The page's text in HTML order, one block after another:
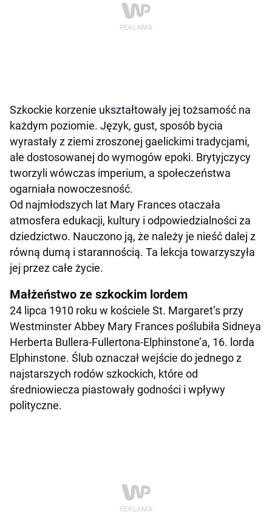
Szkockie korzenie ukształtowały jej tożsamość na
każdym poziomie. Język, gust, sposób bycia
wyrastały z ziemi zroszonej gaelickimi tradycjami,
ale dostosowanej do wymogów epoki. Brytyjczycy
tworzyli wówczas imperium, a społeczeństwa
ogarniała nowoczesność.
Od najmłodszych lat Mary Frances otaczała
atmosfera edukacji, kultury i odpowiedzialności za
dziedzictwo. Nauczono ją, że należy je nieść dalej z
równą dumą i starannością. Ta lekcja towarzyszyła
jej przez całe życie.
Małżeństwo ze szkockim lordem
24 lipca 1910 roku w kościele St. Margaret’s przy
Westminster Abbey Mary Frances poślubiła Sidneya
Herberta Bullera-Fullertona-Elphinstone’a, 16. lorda
Elphinstone. Ślub oznaczał wejście do jednego z
najstarszych rodów szkockich, które od
średniowiecza piastowały godności i wpływy
polityczne.